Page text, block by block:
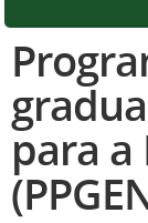
para a